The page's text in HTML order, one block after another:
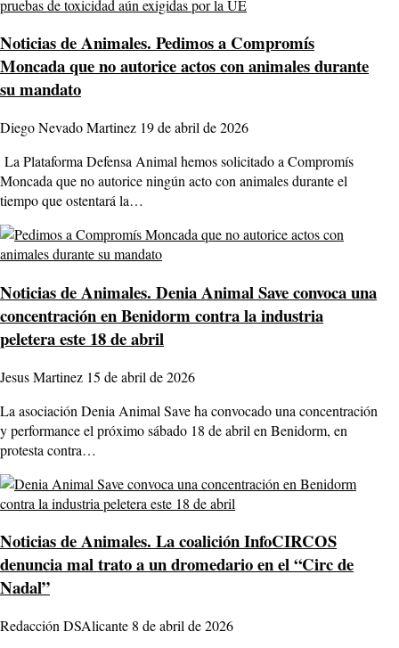
Noticias de Animales. Pedimos a Compromís
Moncada que no autorice actos con animales durante
su mandato
Diego Nevado Martinez 19 de abril de 2026
La Plataforma Defensa Animal hemos solicitado a Compromís
Moncada que no autorice ningún acto con animales durante el
tiempo que ostentará la…
Noticias de Animales. Denia Animal Save convoca una
concentración en Benidorm contra la industria
peletera este 18 de abril
Jesus Martinez 15 de abril de 2026
La asociación Denia Animal Save ha convocado una concentración
y performance el próximo sábado 18 de abril en Benidorm, en
protesta contra…
Noticias de Animales. La coalición InfoCIRCOS
denuncia mal trato a un dromedario en el “Circ de
Nadal”
Redacción DSAlicante 8 de abril de 2026